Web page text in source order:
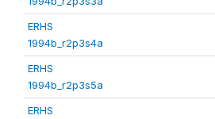
ERHS
1994b_r2p3s4a
ERHS
1994b_r2p3s5a
ERHS